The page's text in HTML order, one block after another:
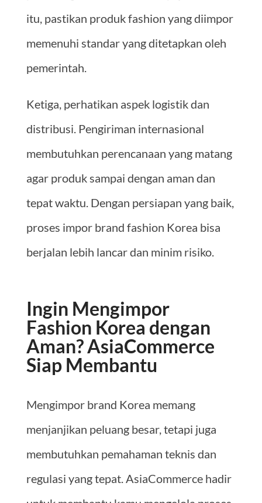
itu, pastikan produk fashion yang diimpor
memenuhi standar yang ditetapkan oleh
pemerintah.
Ketiga, perhatikan aspek logistik dan
distribusi. Pengiriman internasional
membutuhkan perencanaan yang matang
agar produk sampai dengan aman dan
tepat waktu. Dengan persiapan yang baik,
proses impor brand fashion Korea bisa
berjalan lebih lancar dan minim risiko.
Ingin Mengimpor
Fashion Korea dengan
Aman? AsiaCommerce
Siap Membantu
Mengimpor brand Korea memang
menjanjikan peluang besar, tetapi juga
membutuhkan pemahaman teknis dan
regulasi yang tepat. AsiaCommerce hadir